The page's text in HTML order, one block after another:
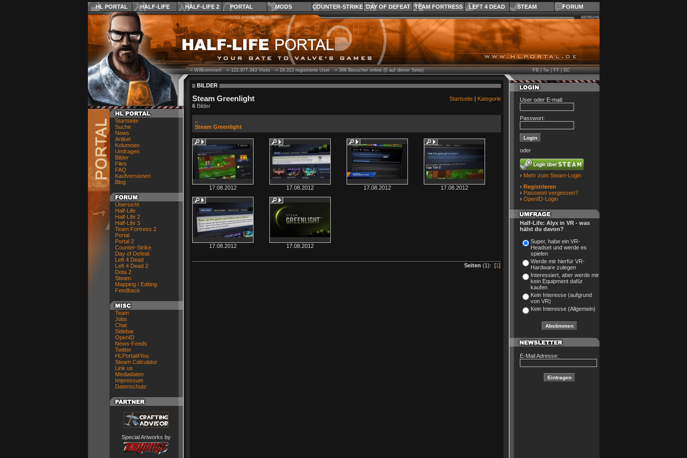
HL PORTAL HALF-LIFE HALF-LIFE 2 PORTAL MODS COUNTER-STRIKE DAY OF DEFEAT TEAM FORTRESS LEFT 4 DEAD STEAM FORUM
Startseite
Suche
News
Artikel
Kolumnen
Umfragen
Bilder
Files
FAQ
Kaufversionen
Blog
Übersicht
Half-Life
Half-Life 2
Half-Life 3
Team Fortress 2
Portal
Portal 2
Counter-Strike
Day of Defeat
Left 4 Dead
Left 4 Dead 2
Dota 2
Steam
Mapping / Editing
Feedback
Team
Jobs
Chat
Sidebar
OpenID
News-Feeds
Twitter
HLPortal4You
Steam Calculator
Link us
Mediadaten
Impressum
Datenschutz
Special Artworks by
›› Willkommen! ››122.977.343Visits ››18.313registrierte User ››368Besucher online (0 auf dieser Seite)
BILDER
Steam Greenlight Startseite| Kategorie
6Bilder
..
Steam Greenlight
17.08.2012 17.08.2012 17.08.2012 17.08.2012
17.08.2012 17.08.2012
Seiten (1): [1]
FB|Tw|YT|SC
User oder E-mail:
Passwort:
oder
› Mehr zum Steam-Login
› Registrieren
› Passwort vergessen?
› OpenID-Login
Half-Life: Alyx in VR - was
hälst du davon?
Super, habe ein VR-
Headset und werde es
spielen
Werde mir hierfür VR-
Hardware zulegen
Interessiert, aber werde mir
kein Equipment dafür
kaufen
Kein Interesse (aufgrund
von VR)
Kein Interesse (Allgemein)
E-Mail Adresse: